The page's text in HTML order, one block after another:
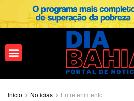
Início Notícias Entretenimento